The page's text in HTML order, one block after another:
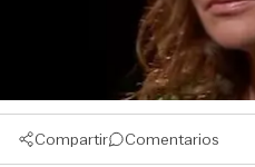
Compartir Comentarios